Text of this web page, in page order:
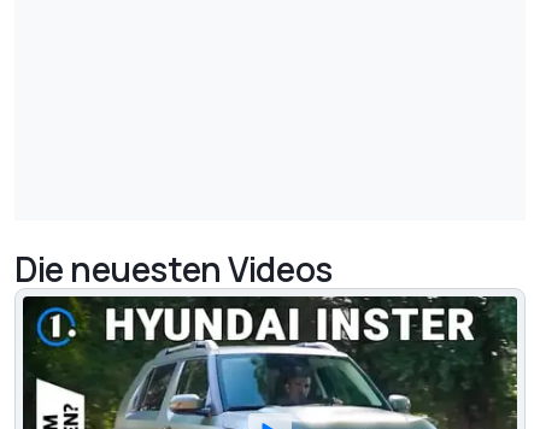
Die neuesten Videos